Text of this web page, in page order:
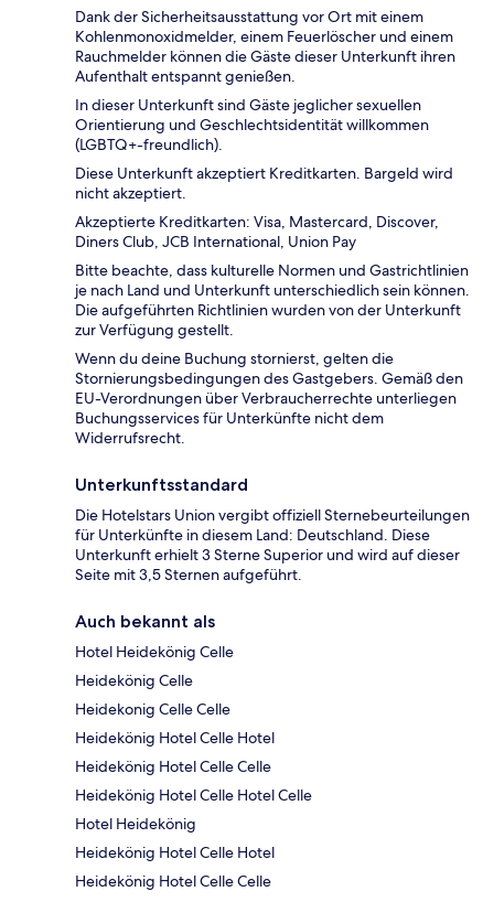
Dank der Sicherheitsausstattung vor Ort mit einem
Kohlenmonoxidmelder, einem Feuerlöscher und einem
Rauchmelder können die Gäste dieser Unterkunft ihren
Aufenthalt entspannt genießen.
In dieser Unterkunft sind Gäste jeglicher sexuellen
Orientierung und Geschlechtsidentität willkommen
(LGBTQ+-freundlich).
Diese Unterkunft akzeptiert Kreditkarten. Bargeld wird
nicht akzeptiert.
Akzeptierte Kreditkarten: Visa, Mastercard, Discover,
Diners Club, JCB International, Union Pay
Bitte beachte, dass kulturelle Normen und Gastrichtlinien
je nach Land und Unterkunft unterschiedlich sein können.
Die aufgeführten Richtlinien wurden von der Unterkunft
zur Verfügung gestellt.
Wenn du deine Buchung stornierst, gelten die
Stornierungsbedingungen des Gastgebers. Gemäß den
EU-Verordnungen über Verbraucherrechte unterliegen
Buchungsservices für Unterkünfte nicht dem
Widerrufsrecht.
Unterkunftsstandard
Die Hotelstars Union vergibt offiziell Sternebeurteilungen
für Unterkünfte in diesem Land: Deutschland. Diese
Unterkunft erhielt 3 Sterne Superior und wird auf dieser
Seite mit 3,5 Sternen aufgeführt.
Auch bekannt als
Hotel Heidekönig Celle
Heidekönig Celle
Heidekonig Celle Celle
Heidekönig Hotel Celle Hotel
Heidekönig Hotel Celle Celle
Heidekönig Hotel Celle Hotel Celle
Hotel Heidekönig
Heidekönig Hotel Celle Hotel
Heidekönig Hotel Celle Celle